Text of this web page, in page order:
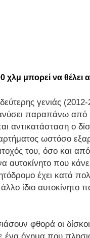
μπορεί να θέλει
γενιάς (2012-
παραπάνω από
αντικατάσταση ο
ωστόσο
του, όσο και
αυτοκίνητο που
έχει κατά
ίδιο αυτοκίνητο
φθορά οι